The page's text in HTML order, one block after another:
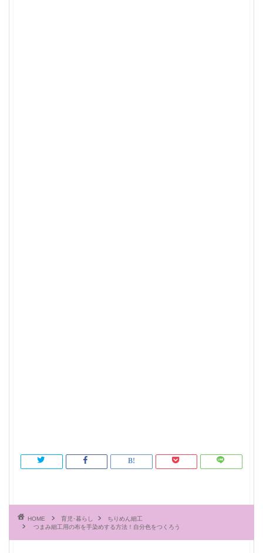
HOME 育児･暮らし
ちりめん細工
つまみ細工用の布を手染めする方法！自分色をつくろう